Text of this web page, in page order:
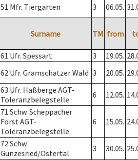
51 Mfr. Tiergarten 3 06.05.
Surname TM from
61 Ufr. Spessart 3 19.05.
62 Ufr. Gramschatzer Wald 3 20.05.
63 Ufr. Haßberge AGT-
Toleranzbelegstelle
6 12.05.
71 Schw. Scheppacher
Forst AGT-
Toleranzbelegstelle
6 15.05.
72 Schw.
Gunzesried/Ostertal
3 30.05.